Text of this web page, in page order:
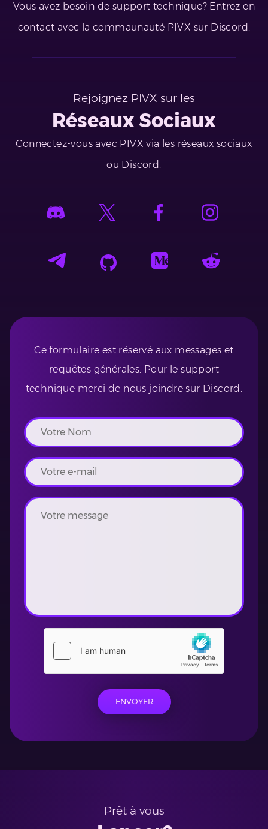
Vous avez besoin de support technique? Entrez en
contact avec la commaunauté PIVX sur Discord.
Rejoignez PIVX sur les
Réseaux Sociaux
Connectez-vous avec PIVX via les réseaux sociaux
ou Discord.
Ce formulaire est réservé aux messages et
requêtes générales. Pour le support
technique merci de nous joindre sur Discord.
ENVOYER
Prêt à vous